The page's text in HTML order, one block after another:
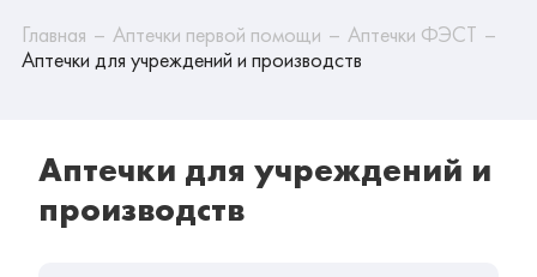
Главная Аптечки первой помощи
Аптечки ФЭСТ
Аптечки для учреждений и производств
Аптечки для учреждений и
производств